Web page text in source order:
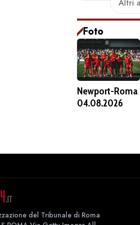
Altri
Foto
Newport-Roma
04.08.2026
del Tribunale di Roma